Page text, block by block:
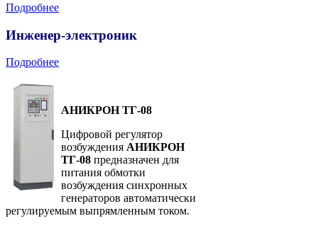
Подробнее
Инженер-электроник
Подробнее
АНИКРОН ТГ-08
Цифровой регулятор
возбуждения АНИКРОН
ТГ-08 предназначен для
питания обмотки
возбуждения синхронных
генераторов автоматически
регулируемым выпрямленным током.